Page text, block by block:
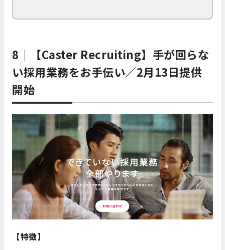
8｜【Caster Recruiting】手が回らな
い採用業務をお手伝い／2月13日提供
開始
【特徴】